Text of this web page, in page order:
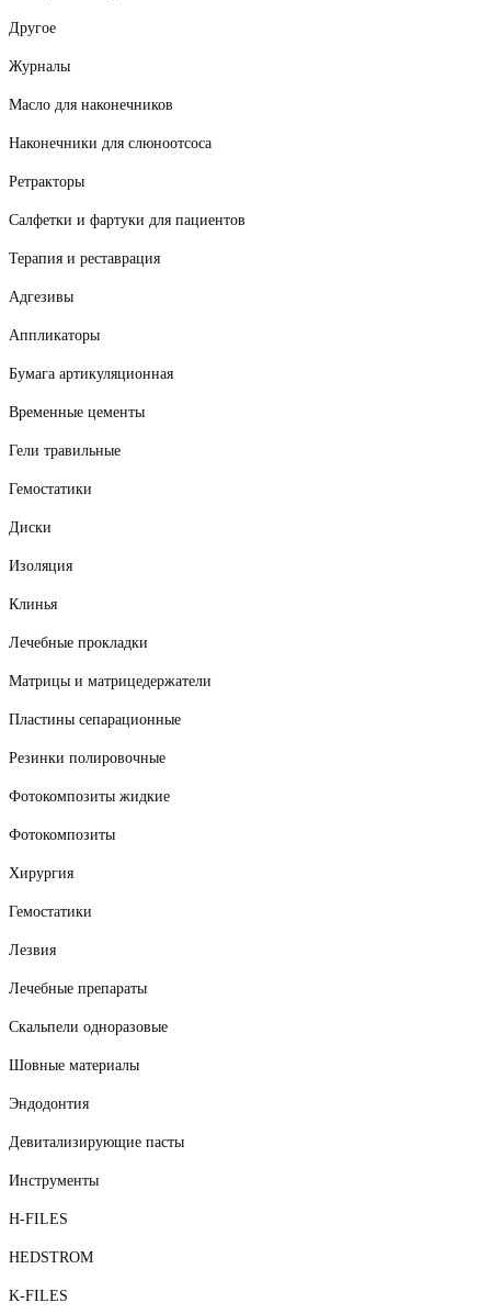
Другое
Журналы
Масло для наконечников
Наконечники для слюноотсоса
Ретракторы
Салфетки и фартуки для пациентов
Терапия и реставрация
Адгезивы
Аппликаторы
Бумага артикуляционная
Временные цементы
Гели травильные
Гемостатики
Диски
Изоляция
Клинья
Лечебные прокладки
Матрицы и матрицедержатели
Пластины сепарационные
Резинки полировочные
Фотокомпозиты жидкие
Фотокомпозиты
Хирургия
Гемостатики
Лезвия
Лечебные препараты
Скальпели одноразовые
Шовные материалы
Эндодонтия
Девитализирующие пасты
Инструменты
H-FILES
HEDSTROM
K-FILES